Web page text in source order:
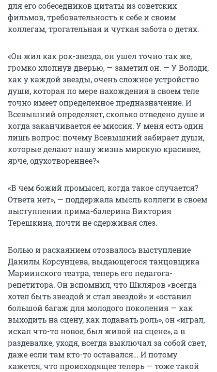
для его собеседников цитаты из советских
фильмов, требовательность к себе и своим
коллегам, трогательная и чуткая забота о детях.
«Он жил как рок-звезда, он ушел точно так же,
громко хлопнув дверью, — заметил он. — У Володи,
как у каждой звезды, очень сложное устройство
души, которая по мере нахождения в своем теле
точно имеет определенное предназначение. И
Всевышний определяет, сколько отведено душе и
когда заканчивается ее миссия. У меня есть один
лишь вопрос: почему Всевышний забирает души,
которые делают нашу жизнь мирскую красивее,
ярче, одухотвореннее?»
«В чем божий промысел, когда такое случается?
Ответа нет», — поддержала мысль коллеги в своем
выступлении прима-балерина Виктория
Терешкина, почти не сдерживая слез.
Болью и раскаянием отозвалось выступление
Данилы Корсунцева, выдающегося танцовщика
Мариинского театра, теперь его педагога-
репетитора. Он вспомнил, что Шкляров «всегда
хотел быть звездой и стал звездой» и «оставил
большой багаж для молодого поколения — как
выходить на сцену, как подавать роль», он «играл,
искал что-то новое, был живой на сцене», а в
раздевалке, уходя, всегда выключал за собой свет,
даже если там кто-то оставался… И потому
кажется, что происходящее теперь — тоже такой